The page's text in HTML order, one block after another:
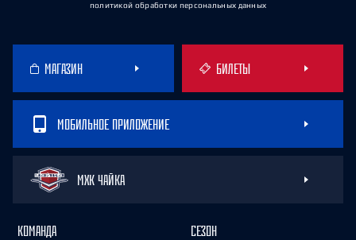
политикой обработки персональных данных
МАГАЗИН БИЛЕТЫ
МОБИЛЬНОЕ ПРИЛОЖЕНИЕ
МХК ЧАЙКА
КОМАНДА СЕЗОН